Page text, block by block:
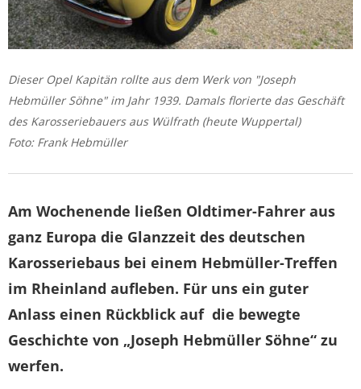
Dieser Opel Kapitän rollte aus dem Werk von "Joseph
Hebmüller Söhne" im Jahr 1939. Damals florierte das Geschäft
des Karosseriebauers aus Wülfrath (heute Wuppertal)
Foto: Frank Hebmüller
Am Wochenende ließen Oldtimer-Fahrer aus
ganz Europa die Glanzzeit des deutschen
Karosseriebaus bei einem Hebmüller-Treffen
im Rheinland aufleben. Für uns ein guter
Anlass einen Rückblick auf die bewegte
Geschichte von „Joseph Hebmüller Söhne“ zu
werfen.